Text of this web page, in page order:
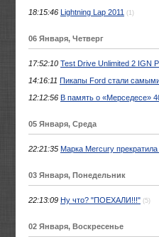
18:15:46 Lightning Lap 2011 (1)
06 Января, Четверг
17:52:10 Test Drive Unlimited 2 IGN
14:16:11 Пикапы Ford стали
12:12:56 В память о «Мерседесе»
05 Января, Среда
22:21:35 Марка Mercury
03 Января, Понедельник
22:13:09 Ну что? "ПОЕХАЛИ!!!" (5)
02 Января, Воскресенье